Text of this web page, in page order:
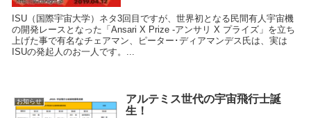
ISU（国際宇宙大学）ネタ3回目ですが、世界初となる民間有人宇宙機
の開発レースとなった「Ansari X Prize -アンサリ X プライズ」を立ち
上げた事で有名なチェアマン、ピーター･ディアマンデス氏は、実は
ISUの発起人のお一人です。...
お知らせ
アルテミス世代の宇宙飛行士誕
生！